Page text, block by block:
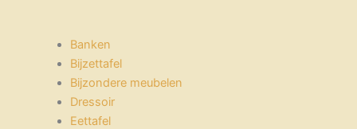
Banken
Bijzettafel
Bijzondere meubelen
Dressoir
Eettafel